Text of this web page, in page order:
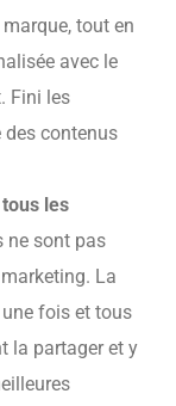
tout en
avec le
Fini les
des contenus
les
ne sont pas
La
fois et tous
la partager et y